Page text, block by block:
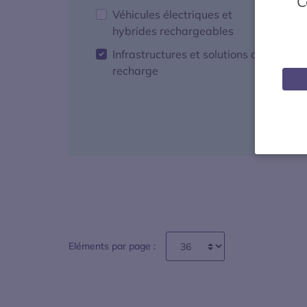
Véhicules électriques et
hybrides rechargeables
Infrastructures et solutions de
recharge
Eléments par page :